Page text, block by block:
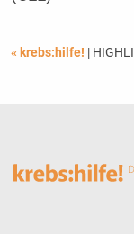
« krebs:hilfe! |